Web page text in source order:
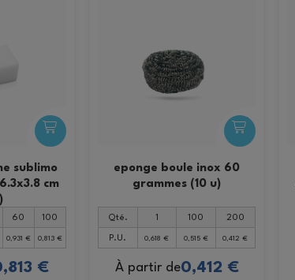
sublimo
cm
60 100
0,931 € 0,813 €
€
eponge boule inox 60
grammes (10 u)
Qté. 1 100 200
P.U. 0,618 € 0,515 € 0,412 €
À partir de0,412 €